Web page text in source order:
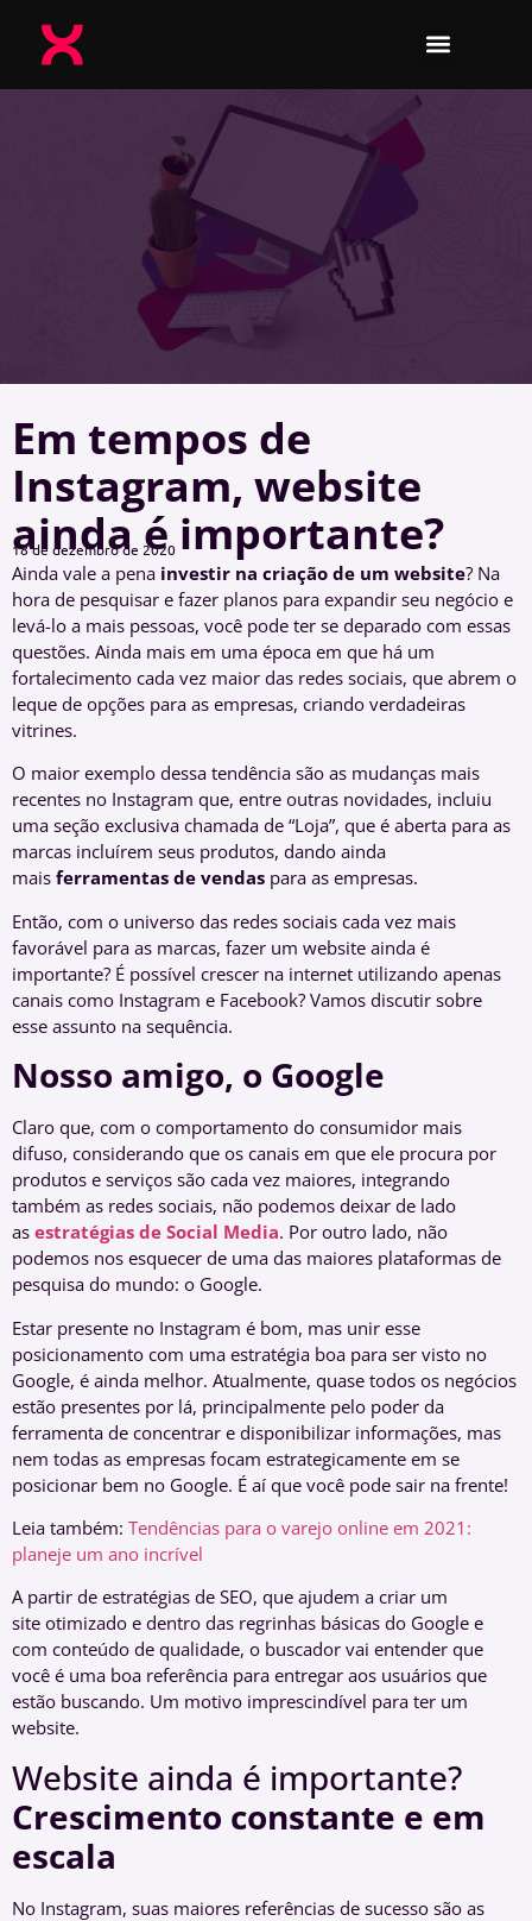
Em tempos de
Instagram, website
ainda é importante?
18 de dezembro de 2020
Ainda vale a pena investir na criação de um website? Na
hora de pesquisar e fazer planos para expandir seu negócio e
levá-lo a mais pessoas, você pode ter se deparado com essas
questões. Ainda mais em uma época em que há um
fortalecimento cada vez maior das redes sociais, que abrem o
leque de opções para as empresas, criando verdadeiras
vitrines.
O maior exemplo dessa tendência são as mudanças mais
recentes no Instagram que, entre outras novidades, incluiu
uma seção exclusiva chamada de “Loja”, que é aberta para as
marcas incluírem seus produtos, dando ainda
mais ferramentas de vendas para as empresas.
Então, com o universo das redes sociais cada vez mais
favorável para as marcas, fazer um website ainda é
importante? É possível crescer na internet utilizando apenas
canais como Instagram e Facebook? Vamos discutir sobre
esse assunto na sequência.
Nosso amigo, o Google
Claro que, com o comportamento do consumidor mais
difuso, considerando que os canais em que ele procura por
produtos e serviços são cada vez maiores, integrando
também as redes sociais, não podemos deixar de lado
as estratégias de Social Media. Por outro lado, não
podemos nos esquecer de uma das maiores plataformas de
pesquisa do mundo: o Google.
Estar presente no Instagram é bom, mas unir esse
posicionamento com uma estratégia boa para ser visto no
Google, é ainda melhor. Atualmente, quase todos os negócios
estão presentes por lá, principalmente pelo poder da
ferramenta de concentrar e disponibilizar informações, mas
nem todas as empresas focam estrategicamente em se
posicionar bem no Google. É aí que você pode sair na frente!
Leia também: Tendências para o varejo online em 2021:
planeje um ano incrível
A partir de estratégias de SEO, que ajudem a criar um
site otimizado e dentro das regrinhas básicas do Google e
com conteúdo de qualidade, o buscador vai entender que
você é uma boa referência para entregar aos usuários que
estão buscando. Um motivo imprescindível para ter um
website.
Website ainda é importante?
Crescimento constante e em
escala
No Instagram, suas maiores referências de sucesso são as